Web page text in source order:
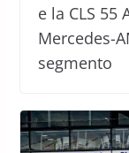
e la CLS 55
Mercedes-
segmento